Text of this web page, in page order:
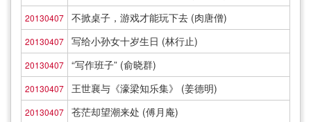
20130407 不掀桌子，游戏才能玩下去 (肉唐僧)
20130407 写给小孙女十岁生日 (林行止)
20130407 “写作班子” (俞晓群)
20130407 王世襄与《濠梁知乐集》 (姜德明)
20130407 苍茫却望潮来处 (傅月庵)